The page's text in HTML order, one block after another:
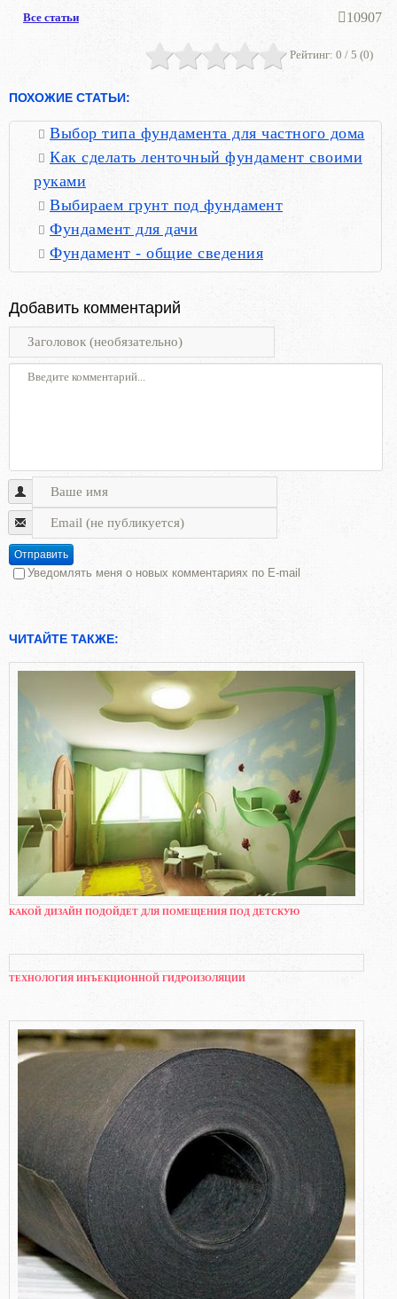
Все статьи 10907
Рейтинг: 0 / 5 (0)
ПОХОЖИЕ СТАТЬИ:
Выбор типа фундамента для частного дома
Как сделать ленточный фундамент своими
руками
Выбираем грунт под фундамент
Фундамент для дачи
Фундамент - общие сведения
Добавить комментарий
Отправить
Уведомлять меня о новых комментариях по E-mail
ЧИТАЙТЕ ТАКЖЕ:
КАКОЙ ДИЗАЙН ПОДОЙДЕТ ДЛЯ ПОМЕЩЕНИЯ ПОД ДЕТСКУЮ
ТЕХНОЛОГИЯ ИНЪЕКЦИОННОЙ ГИДРОИЗОЛЯЦИИ